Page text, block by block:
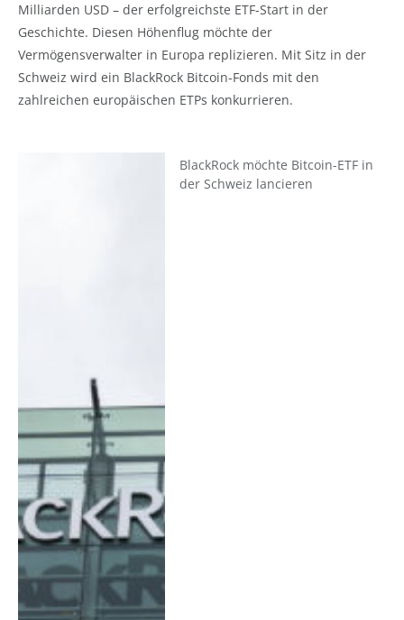
Milliarden USD – der erfolgreichste ETF-Start in der
Geschichte. Diesen Höhenflug möchte der
Vermögensverwalter in Europa replizieren. Mit Sitz in der
Schweiz wird ein BlackRock Bitcoin-Fonds mit den
zahlreichen europäischen ETPs konkurrieren.
BlackRock möchte Bitcoin-ETF in
der Schweiz lancieren